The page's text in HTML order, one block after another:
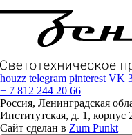
houzz telegram pinterest VK
+ 7 812 244 20 66
Россия, Ленинградская
Институтская, д. 1, корпус
Сайт сделан в Zum Punkt